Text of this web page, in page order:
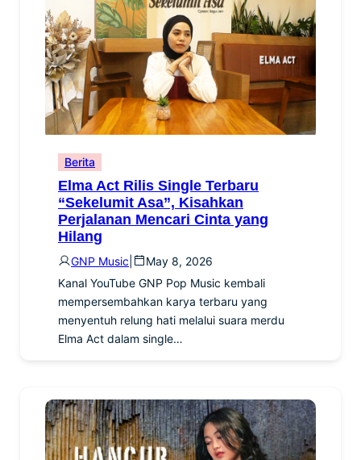
Berita
Elma Act Rilis Single Terbaru
“Sekelumit Asa”, Kisahkan
Perjalanan Mencari Cinta yang
Hilang
GNP Music
May 8, 2026
Kanal YouTube GNP Pop Music kembali
mempersembahkan karya terbaru yang
menyentuh relung hati melalui suara merdu
Elma Act dalam single…